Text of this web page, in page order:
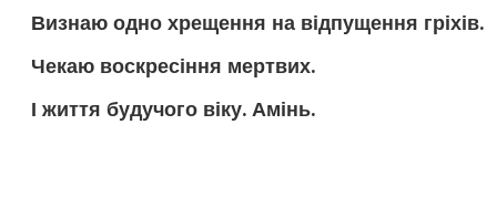
Визнаю одно хрещення на відпущення гріхів.
Чекаю воскресіння мертвих.
І життя будучого віку. Амінь.